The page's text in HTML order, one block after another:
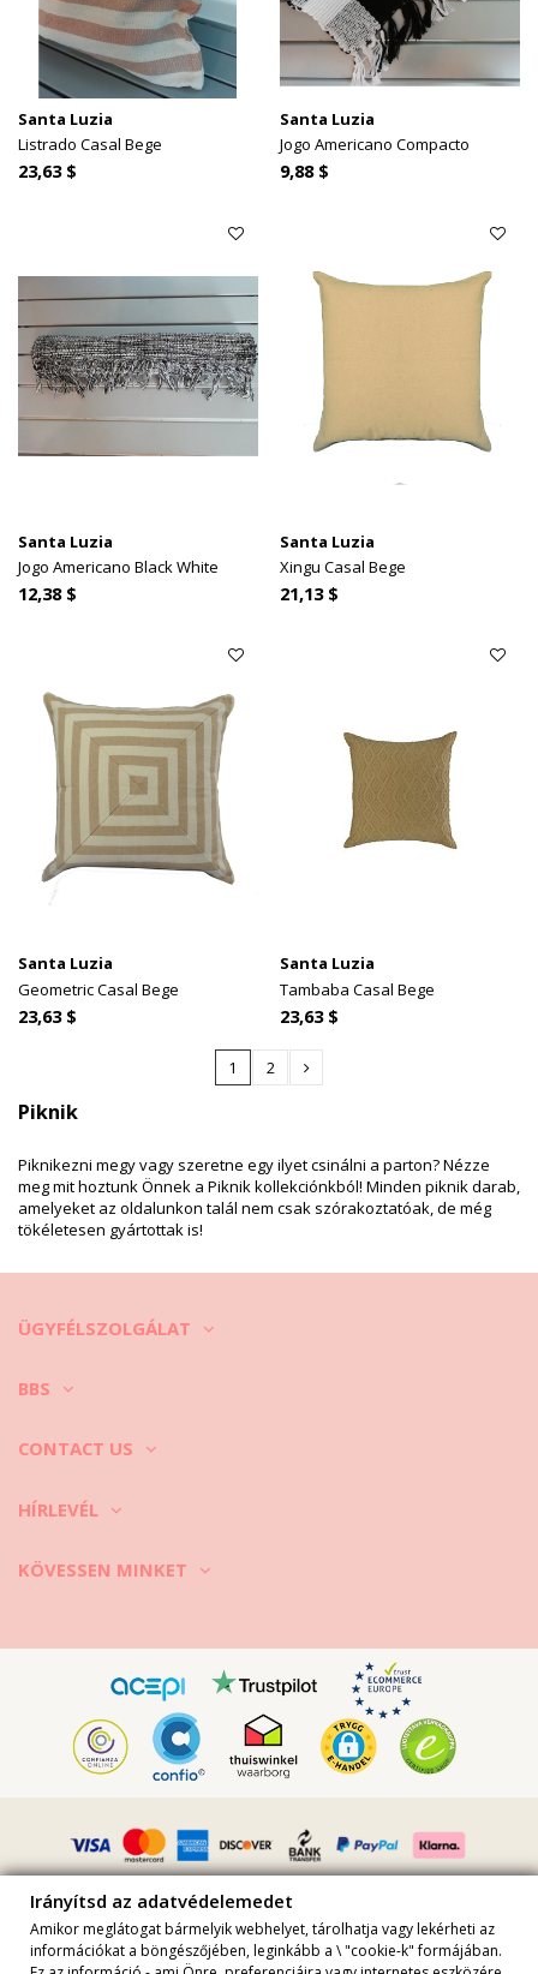
Santa Luzia
Listrado Casal Bege
23,63 $
Santa Luzia
Jogo Americano Compacto
9,88 $
Santa Luzia
Jogo Americano Black White
12,38 $
Santa Luzia
Xingu Casal Bege
21,13 $
Santa Luzia
Geometric Casal Bege
23,63 $
Santa Luzia
Tambaba Casal Bege
23,63 $
1 2
Piknik
Piknikezni megy vagy szeretne egy ilyet csinálni a parton? Nézze
meg mit hoztunk Önnek a Piknik kollekciónkból! Minden piknik darab,
amelyeket az oldalunkon talál nem csak szórakoztatóak, de még
tökéletesen gyártottak is!
ÜGYFÉLSZOLGÁLAT
BBS
CONTACT US
HÍRLEVÉL
KÖVESSEN MINKET
Irányítsd az adatvédelemedet
Amikor meglátogat bármelyik webhelyet, tárolhatja vagy lekérheti az
információkat a böngészőjében, leginkább a \ "cookie-k" formájában.